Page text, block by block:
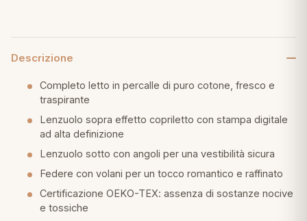
Descrizione
Completo letto in percalle di puro cotone, fresco e
traspirante
Lenzuolo sopra effetto copriletto con stampa digitale
ad alta definizione
Lenzuolo sotto con angoli per una vestibilità sicura
Federe con volani per un tocco romantico e raffinato
Certificazione OEKO-TEX: assenza di sostanze nocive
e tossiche